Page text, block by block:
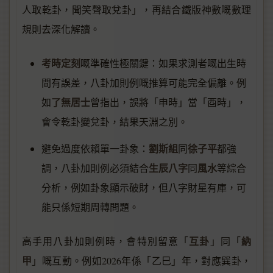
人取乾卦，聞笑聲取兌卦」，再結合鐵版神數嘅數理
規則去深化解讀。
考時定刻嘅準確性極關鍵：如果求測者嘅出生時
間有誤差，八卦加則例嘅推算可能完全偏離。例
如了無居士曾指出，誤將「申時」當「酉時」，
會令乾卦變兌卦，結果天淵之別。
避免過度依賴單一卦象： 劉斯組同徐子平都強
調，八卦加則例必須結合生辰八字同風水等綜合
分析，例如卦象顯示破財，但八字財星有庫，可
能只係短期周轉問題。
高手用八卦加則例時，會特別留意「互卦 」同「納
甲 」嘅互動。例如2026年係「乙巳」年，對應巽卦，